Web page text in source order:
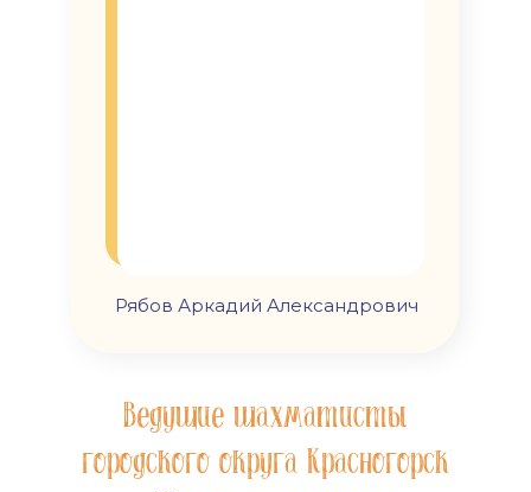
Рябов Аркадий Александрович
Ведущие шахматисты
городского округа Красногорск